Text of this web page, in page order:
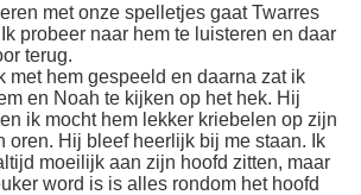
met onze spelletjes gaat Twarres
probeer naar hem te luisteren en daar
terug.
met hem gespeeld en daarna zat ik
en Noah te kijken op het hek. Hij
ik mocht hem lekker kriebelen op zijn
oren. Hij bleef heerlijk bij me staan. Ik
moeilijk aan zijn hoofd zitten, maar
word is is alles rondom het hoofd